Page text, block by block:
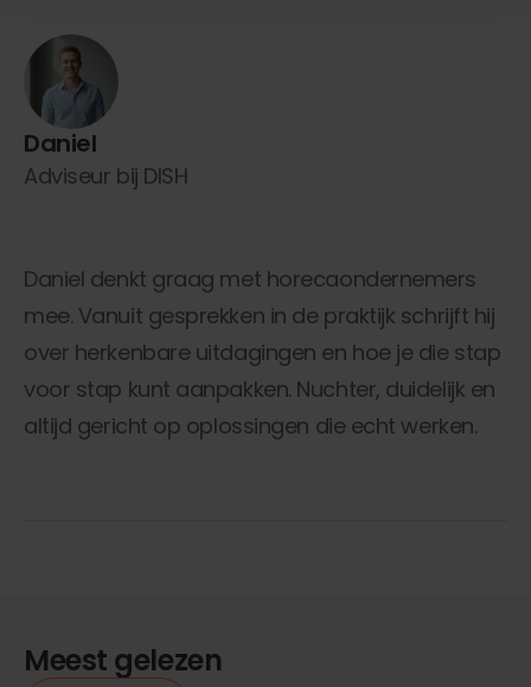
Daniel
Adviseur bij DISH
Daniel denkt graag met horecaondernemers
mee. Vanuit gesprekken in de praktijk schrijft hij
over herkenbare uitdagingen en hoe je die stap
voor stap kunt aanpakken. Nuchter, duidelijk en
altijd gericht op oplossingen die echt werken.
Meest gelezen